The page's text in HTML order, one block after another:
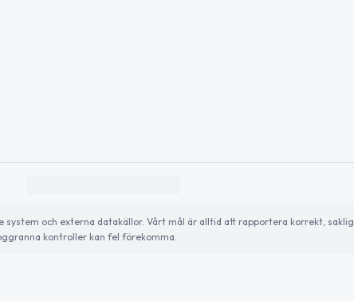
och externa datakällor. Vårt mål är alltid att rapportera korrekt,
kontroller kan fel förekomma.